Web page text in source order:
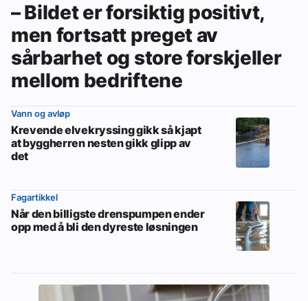
– Bildet er forsiktig positivt,
men fortsatt preget av
sårbarhet og store forskjeller
mellom bedriftene
Vann og avløp
Krevende elvekryssing gikk så kjapt
at byggherren nesten gikk glipp av
det
Fagartikkel
Når den billigste drenspumpen ender
opp med å bli den dyreste løsningen